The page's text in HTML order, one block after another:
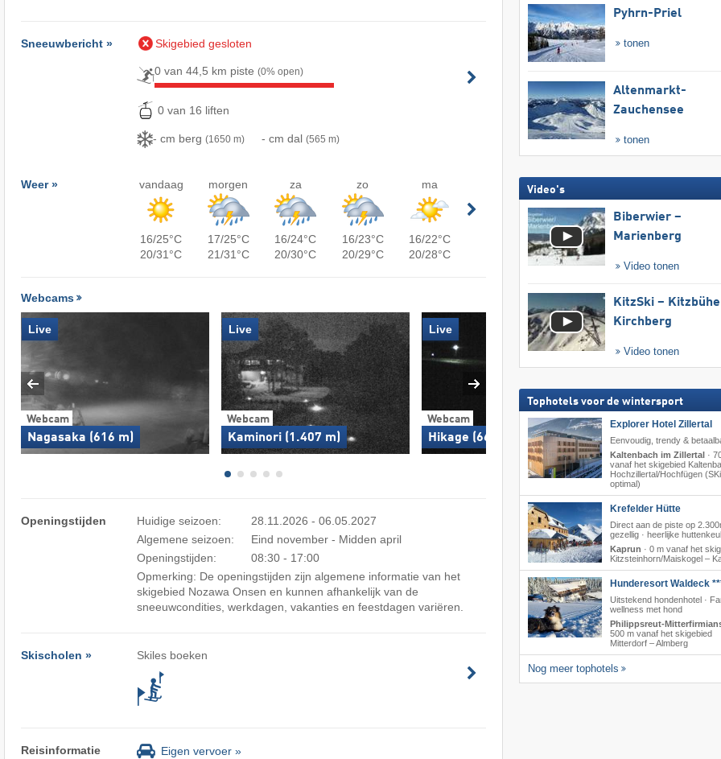
Sneeuwbericht » Skigebied gesloten
0 van 44,5 km piste(0% open)
0 van 16 liften
- cm berg(1650 m) - cm dal(565 m)
Weer » vandaag
16/25°C
20/31°C
morgen
17/25°C
21/31°C
za
16/24°C
20/30°C
zo
16/23°C
20/29°C
ma
16/22°C
20/28°C
Webcams
Webcam
Nagasaka (616 m)
Live
Webcam
Kaminori (1.407 m)
Live
Webcam
Hikage (660 m)
Live
Webcam
Yamabiko C course
Openingstijden Huidige seizoen:
28.11.2026 - 06.05.2027
Algemene seizoen:
Eind november - Midden april
Openingstijden:
08:30 - 17:00
Opmerking: De openingstijden zijn algemene informatie van het
skigebied Nozawa Onsen en kunnen afhankelijk van de
sneeuwcondities, werkdagen, vakanties en feestdagen variëren.
Skischolen » Skiles boeken
Reisinformatie Eigen vervoer »
Pyhrn-Priel
tonen
Altenmarkt-
Zauchensee
tonen
Video's
Biberwier –
Marienberg
Video tonen
KitzSki –
Kirchberg
Video tonen
Tophotels voor de wintersport
Explorer Hotel Zillertal
Eenvoudig, trendy &
Kaltenbach im Zillertal ·
vanaf het skigebied
Hochzillertal/​Hochfügen
optimal)
Krefelder Hütte
Direct aan de piste op
gezellig · heerlijke
Kaprun · 0 m vanaf het
Kitzsteinhorn/​Maiskogel –
Hunderesort Waldeck
Uitstekend hondenhotel ·
wellness met hond
Philippsreut-
500 m vanaf het skigebied
Mitterdorf – Almberg
Nog meer tophotels